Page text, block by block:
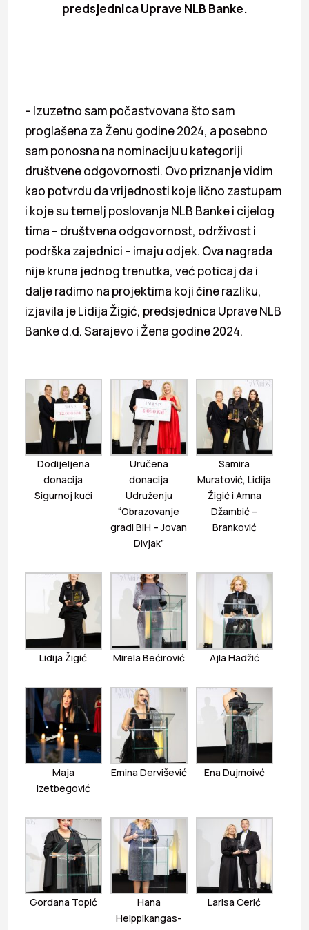
predsjednica Uprave NLB Banke.
– Izuzetno sam počastvovana što sam
proglašena za Ženu godine 2024, a posebno
sam ponosna na nominaciju u kategoriji
društvene odgovornosti. Ovo priznanje vidim
kao potvrdu da vrijednosti koje lično zastupam
i koje su temelj poslovanja NLB Banke i cijelog
tima – društvena odgovornost, održivost i
podrška zajednici – imaju odjek. Ova nagrada
nije kruna jednog trenutka, već poticaj da i
dalje radimo na projektima koji čine razliku,
izjavila je Lidija Žigić, predsjednica Uprave NLB
Banke d.d. Sarajevo i Žena godine 2024.
Dodijeljena
donacija
Sigurnoj kući
Uručena
donacija
Udruženju
“Obrazovanje
gradi BiH – Jovan
Divjak”
Samira
Muratović, Lidija
Žigić i Amna
Džambić –
Branković
Lidija Žigić Mirela Bećirović Ajla Hadžić
Maja
Izetbegović
Emina Dervišević Ena Dujmoivć
Gordana Topić
Hana
Helppikangas-
Larisa Cerić